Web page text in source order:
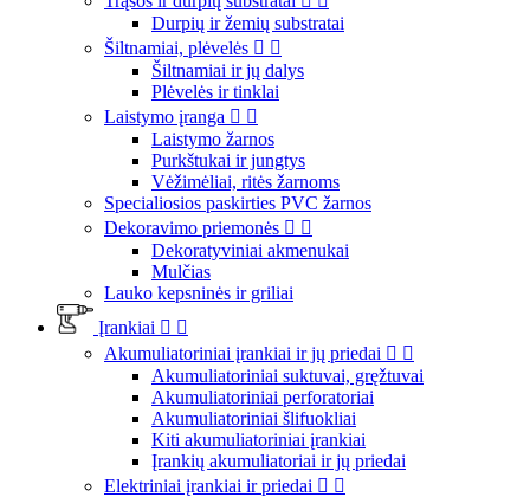
Durpių ir žemių substratai
Šiltnamiai, plėvelės  
Šiltnamiai ir jų dalys
Plėvelės ir tinklai
Laistymo įranga  
Laistymo žarnos
Purkštukai ir jungtys
Vėžimėliai, ritės žarnoms
Specialiosios paskirties PVC žarnos
Dekoravimo priemonės  
Dekoratyviniai akmenukai
Mulčias
Lauko kepsninės ir griliai
Įrankiai  
Akumuliatoriniai įrankiai ir jų priedai  
Akumuliatoriniai suktuvai, gręžtuvai
Akumuliatoriniai perforatoriai
Akumuliatoriniai šlifuokliai
Kiti akumuliatoriniai įrankiai
Įrankių akumuliatoriai ir jų priedai
Elektriniai įrankiai ir priedai  